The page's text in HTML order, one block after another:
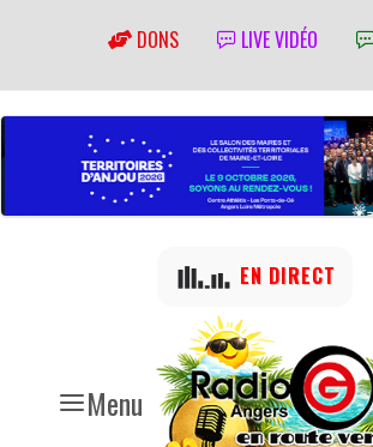
DONS LIVE VIDÉO
Menu
EN DIRECT